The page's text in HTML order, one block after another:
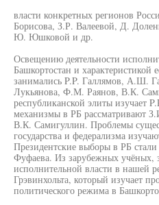
власти конкретных регионов
Борисова, З.Р. Валеевой, Д.
Ю. Юшковой и др.
Освещению деятельности
Башкортостан и характеристикой
занимались P.P. Галлямов, А.Ш.
Лукьянова, Ф.М. Раянов, В.К.
республиканской элиты изучает
механизмы в РБ рассматривают
В.К. Самигуллин. Проблемы
государства и федерализма
Президентские выборы в РБ
Фуфаева. Из зарубежных учёных,
исполнительной власти в нашей
Грэвинхольта, который изучает
политического режима в